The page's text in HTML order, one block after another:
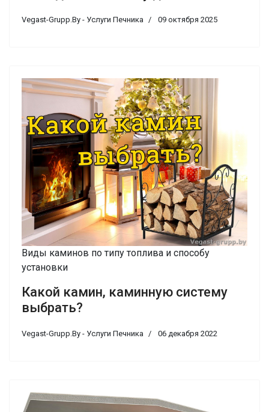
Vegast-Grupp.By - Услуги Печника 09 октября 2025
Виды каминов по типу топлива и способу
установки
Какой камин, каминную систему
выбрать?
Vegast-Grupp.By - Услуги Печника 06 декабря 2022